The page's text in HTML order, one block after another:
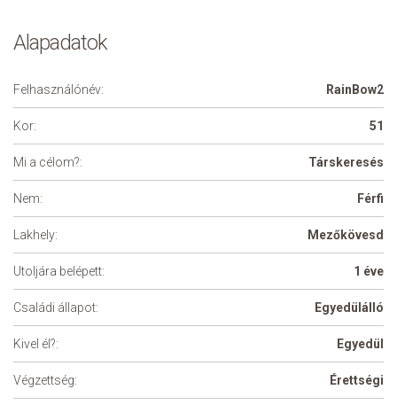
Alapadatok
Felhasználónév: RainBow2
Kor: 51
Mi a célom?: Társkeresés
Nem: Férfi
Lakhely: Mezőkövesd
Utoljára belépett: 1 éve
Családi állapot: Egyedülálló
Kivel él?: Egyedül
Végzettség: Érettségi